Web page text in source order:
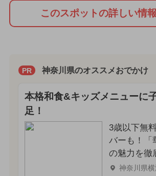
このスポットの詳しい情
PR 神奈川県のオススメおでかけ
本格和食&キッズメニューに
足！
3歳以下無
バーも！「
の魅力を徹
神奈川県